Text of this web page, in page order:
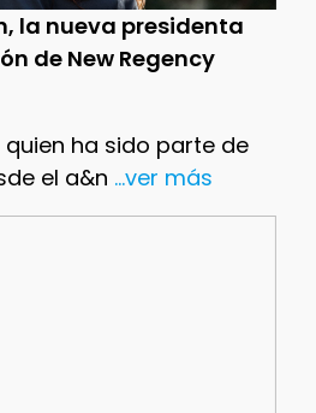
la nueva presidenta
de New Regency
quien ha sido parte de
el a&n ...ver más